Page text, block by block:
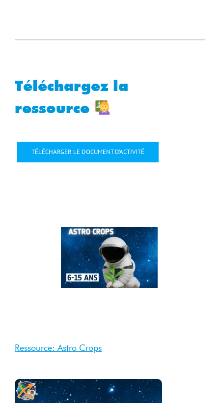
Téléchargez la
ressource
TÉLÉCHARGER LE DOCUMENT D’ACTIVITÉ
Ressource: Astro Crops